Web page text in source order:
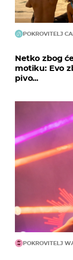
POKROVITELJ
Netko zbog
motiku: Evo
pivo...
POKROVITELJ